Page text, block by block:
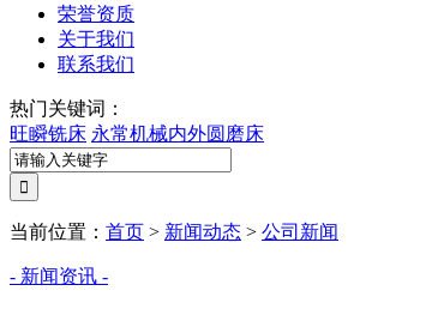
荣誉资质
关于我们
联系我们
热门关键词：
旺瞬铣床 永常机械内外圆磨床
当前位置： 首页 > 新闻动态 > 公司新闻
- 新闻资讯 -